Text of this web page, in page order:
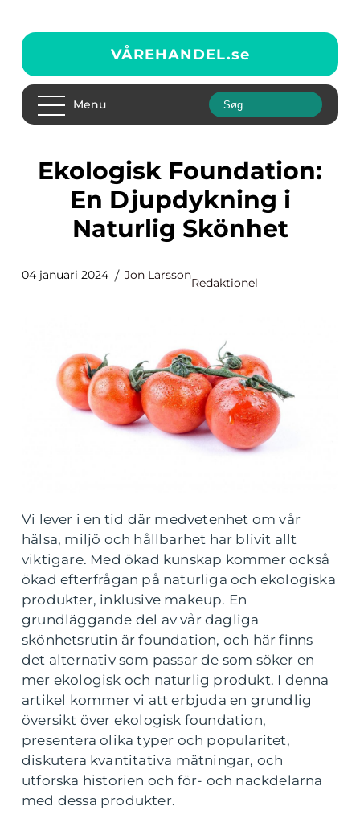
VÅREHANDEL.se
Menu
Ekologisk Foundation:
En Djupdykning i
Naturlig Skönhet
04 januari 2024 Jon Larsson
Redaktionel
Vi lever i en tid där medvetenhet om vår
hälsa, miljö och hållbarhet har blivit allt
viktigare. Med ökad kunskap kommer också
ökad efterfrågan på naturliga och ekologiska
produkter, inklusive makeup. En
grundläggande del av vår dagliga
skönhetsrutin är foundation, och här finns
det alternativ som passar de som söker en
mer ekologisk och naturlig produkt. I denna
artikel kommer vi att erbjuda en grundlig
översikt över ekologisk foundation,
presentera olika typer och popularitet,
diskutera kvantitativa mätningar, och
utforska historien och för- och nackdelarna
med dessa produkter.